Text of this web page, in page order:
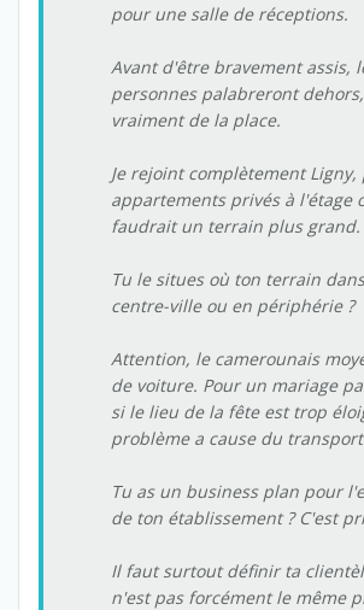
pour une salle de réceptions.
Avant d'être bravement assis,
personnes palabreront
vraiment de la place.
Je rejoint complètement Ligny,
appartements privés à l'étage
faudrait un terrain plus grand.
Tu le situes où ton terrain
centre-ville ou en périphérie ?
Attention, le camerounais
de voiture. Pour un mariage
si le lieu de la fête est trop
problème a cause du
Tu as un business plan pour
de ton établissement ? C'est
Il faut surtout définir ta
n'est pas forcément le même